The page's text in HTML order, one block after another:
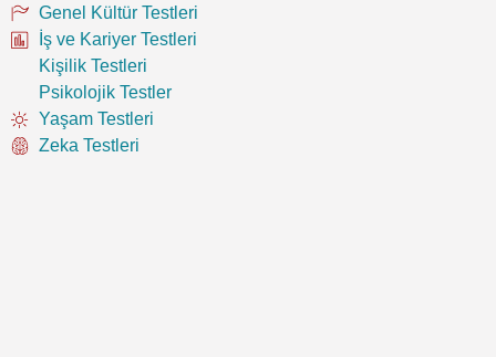
Genel Kültür Testleri
İş ve Kariyer Testleri
Kişilik Testleri
Psikolojik Testler
Yaşam Testleri
Zeka Testleri